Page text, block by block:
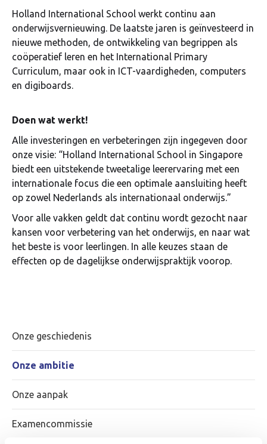
Holland International School werkt continu aan
onderwijsvernieuwing. De laatste jaren is geïnvesteerd in
nieuwe methoden, de ontwikkeling van begrippen als
coöperatief leren en het International Primary
Curriculum, maar ook in ICT-vaardigheden, computers
en digiboards.
Doen wat werkt!
Alle investeringen en verbeteringen zijn ingegeven door
onze visie: “Holland International School in Singapore
biedt een uitstekende tweetalige leerervaring met een
internationale focus die een optimale aansluiting heeft
op zowel Nederlands als internationaal onderwijs.”
Voor alle vakken geldt dat continu wordt gezocht naar
kansen voor verbetering van het onderwijs, en naar wat
het beste is voor leerlingen. In alle keuzes staan de
effecten op de dagelijkse onderwijspraktijk voorop.
Onze geschiedenis
Onze ambitie
Onze aanpak
Examencommissie